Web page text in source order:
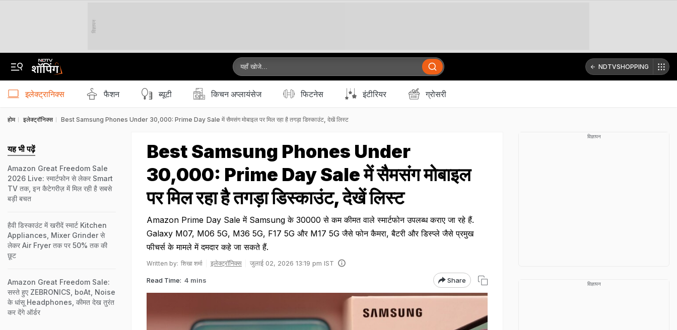
विज्ञापन
NDTVSHOPPING
इलेक्ट्रानिक्स फैशन ब्‍यूटी किचन अप्लायंसेज फिटनेस इंटीरियर ग्रोसरी
होम इलेक्ट्रॉनिक्स Best Samsung Phones Under ₹30,000: Prime Day Sale में सैमसंग मोबाइल पर मिल रहा है तगड़ा डिस्काउंट, देखें लिस्ट
Best Samsung Phones Under
₹30,000: Prime Day Sale में सैमसंग मोबाइल
पर मिल रहा है तगड़ा डिस्काउंट, देखें लिस्ट
Amazon Prime Day Sale में Samsung के ₹30000 से कम कीमत वाले स्मार्टफोन उपलब्‍ध कराए जा रहे हैं.
Galaxy M07, M06 5G, M36 5G, F17 5G और M17 5G जैसे फोन कैमरा, बैटरी और डिस्प्ले जैसे प्रमुख
फीचर्स के मामले में दमदार कहे जा सकते हैं.
Written by: शिखा शर्मा इलेक्ट्रॉनिक्स जुलाई 02, 2026 13:19 pm IST
Read Time: 4 mins Share
यह भी पढ़ें
Amazon Great Freedom Sale
2026 Live: स्मार्टफोन से लेकर Smart
TV तक, इन कैटेगरीज़ में मिल रही है सबसे
बड़ी बचत
हैवी डिस्काउंट में खरीदें स्मार्ट Kitchen
Appliances, Mixer Grinder से
लेकर Air Fryer तक पर 50% तक की
छूट
Amazon Great Freedom Sale:
सस्ते हुए ZEBRONICS, boAt, Noise
के धांसू Headphones, कीमत देख तुरंत
कर देंगे ऑर्डर
विज्ञापन
विज्ञापन